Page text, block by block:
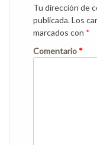
Tu dirección de
publicada.Los
marcados con *
Comentario *